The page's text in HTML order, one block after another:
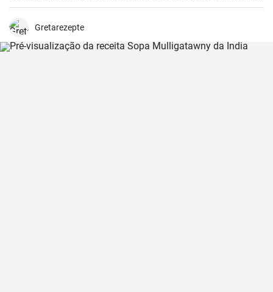
pão torrado ou usar como recheio para sobremesas.
Gretarezepte